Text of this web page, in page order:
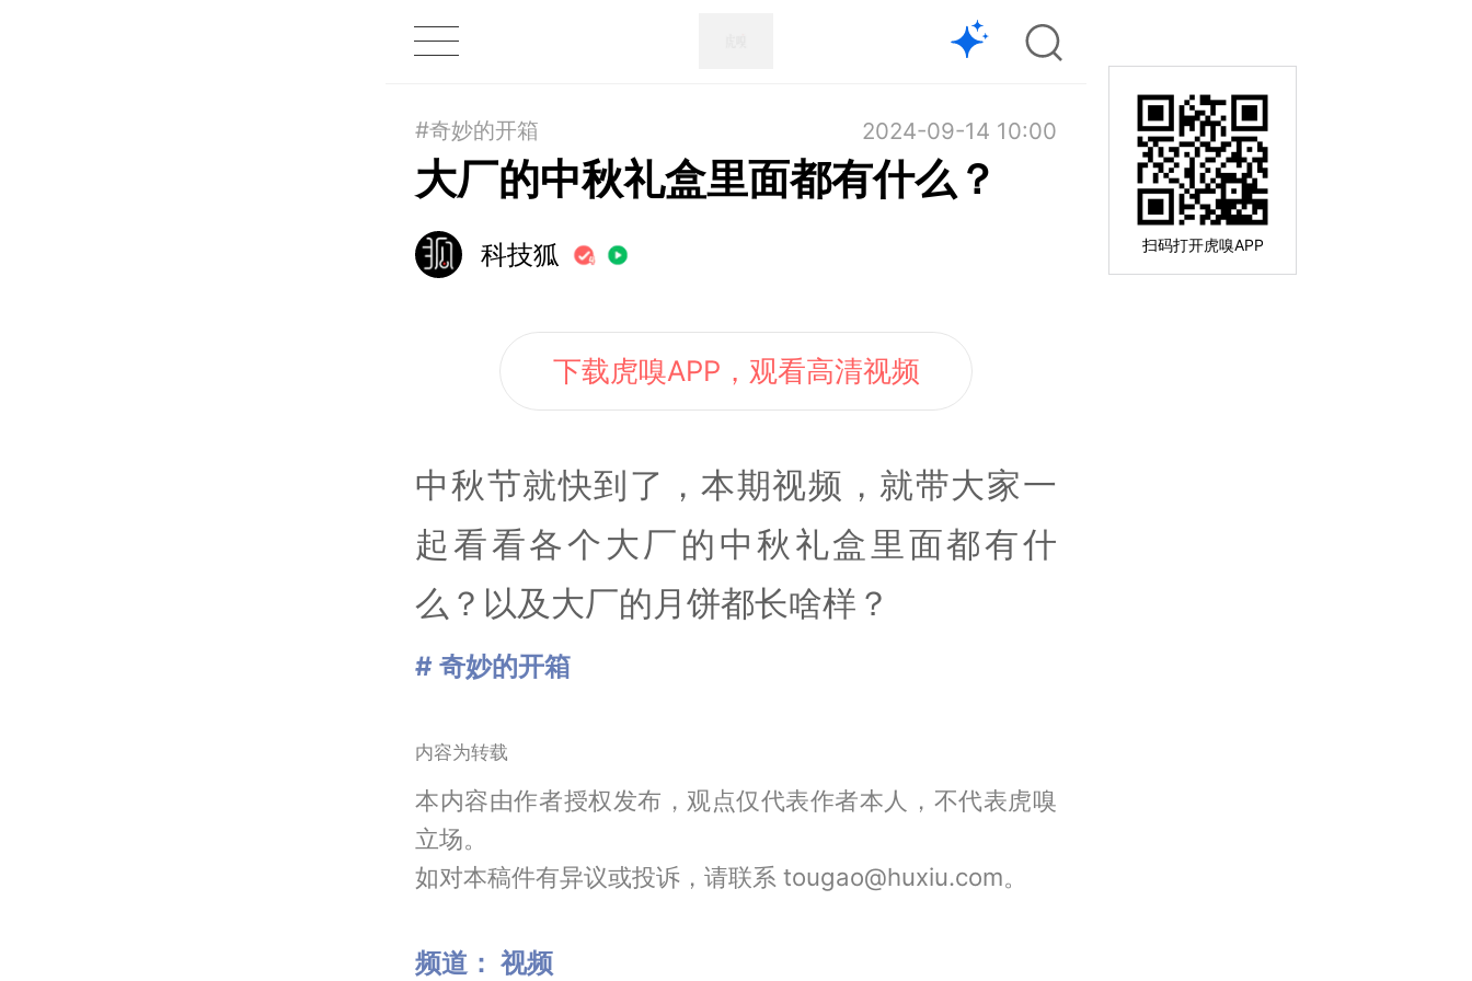
扫码打开虎嗅APP
#奇妙的开箱 2024-09-14 10:00
大厂的中秋礼盒里面都有什么？
科技狐
下载虎嗅APP，观看高清视频
中秋节就快到了，本期视频，就带大家一
起看看各个大厂的中秋礼盒里面都有什
么？以及大厂的月饼都长啥样？
# 奇妙的开箱
内容为转载
本内容由作者授权发布，观点仅代表作者本人，不代表虎嗅
立场。
如对本稿件有异议或投诉，请联系 tougao@huxiu.com。
频道： 视频